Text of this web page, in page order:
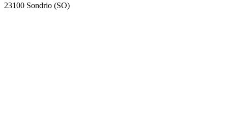
23100 Sondrio (SO)